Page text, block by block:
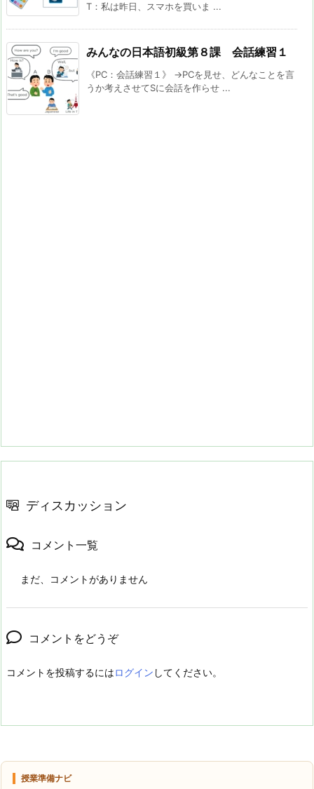
T：私は昨日、スマホを買いま ...
みんなの日本語初級第８課 会話練習１
《PC：会話練習１》 →PCを見せ、どんなことを言
うか考えさせてSに会話を作らせ ...
ディスカッション
コメント一覧
まだ、コメントがありません
コメントをどうぞ
コメントを投稿するにはログイン してください。
授業準備ナビ